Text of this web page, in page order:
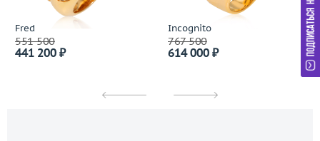
Fred
551 500
441 200 ₽
Incognito
767 500
614 000 ₽